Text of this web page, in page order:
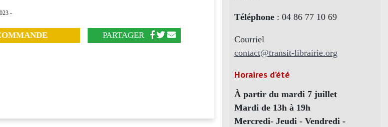
-
PARTAGER
Téléphone: 04 86 77 10 69
Courriel
contact@transit-librairie.org
Horaires d’été
À partir du mardi 7 juillet
Mardi de 13h à 19h
Mercredi- Jeudi - Vendredi -